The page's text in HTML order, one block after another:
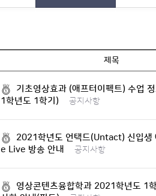
제목
기초영상효과 (애프터이펙트) 수업
1학년도 1학기)
공지사항
2021학년도 언택드(Untact) 신입생
e Live 방송 안내
공지사항
영상콘텐츠융합학과 2021학년도 1